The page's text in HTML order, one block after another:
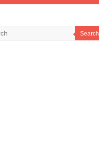
Search